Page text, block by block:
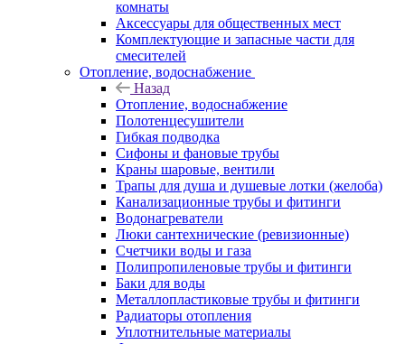
комнаты
Аксессуары для общественных мест
Комплектующие и запасные части для
смесителей
Отопление, водоснабжение
Назад
Отопление, водоснабжение
Полотенцесушители
Гибкая подводка
Сифоны и фановые трубы
Краны шаровые, вентили
Трапы для душа и душевые лотки (желоба)
Канализационные трубы и фитинги
Водонагреватели
Люки сантехнические (ревизионные)
Счетчики воды и газа
Полипропиленовые трубы и фитинги
Баки для воды
Металлопластиковые трубы и фитинги
Радиаторы отопления
Уплотнительные материалы